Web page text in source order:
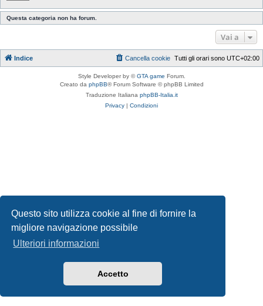
Questo sito utilizza cookie al fine di fornire la
migliore navigazione possibile
Ulteriori informazioni
Accetto
Questa categoria non ha forum.
Vai a
Indice Tutti gli orari sono UTC+02:00
Cancella cookie
Style Developer by ©GTA game Forum.
Creato da phpBB® Forum Software © phpBB Limited
Traduzione Italiana phpBB-Italia.it
Privacy | Condizioni